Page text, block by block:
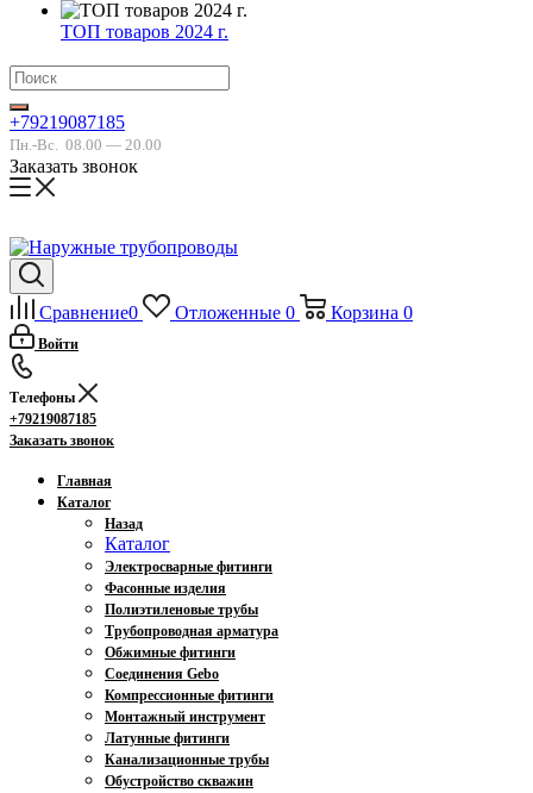
ТОП товаров 2024 г.
+79219087185
Пн.-Вс. 08.00 — 20.00
Заказать звонок
Сравнение0 Отложенные 0 Корзина 0
Войти
Телефоны
+79219087185
Заказать звонок
Главная
Каталог
Назад
Каталог
Электросварные фитинги
Фасонные изделия
Полиэтиленовые трубы
Трубопроводная арматура
Обжимные фитинги
Соединения Gebo
Компрессионные фитинги
Монтажный инструмент
Латунные фитинги
Канализационные трубы
Обустройство скважин